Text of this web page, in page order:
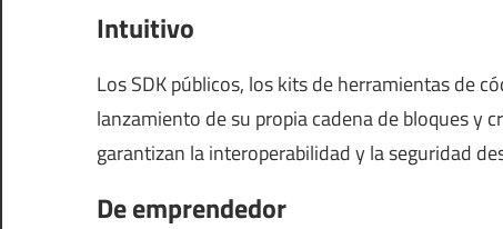
Intuitivo
Los SDK públicos, los kits de herramientas de
lanzamiento de su propia cadena de bloques y
garantizan la interoperabilidad y la seguridad
De emprendedor